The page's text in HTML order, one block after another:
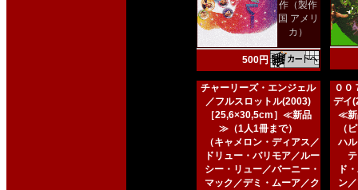
作（製作
国 アメリ
カ）
500円
チャーリーズ・エンジェル
／フルスロットル(2003)
［25,6×30,5cm］≪新品
≫（1人1冊まで）
（キャメロン・ディアス／
ドリュー・バリモア／ルー
シー・リュー／バーニー・
マック／デミ・ムーア／ク
００
デイ
≪新
（
ハ
ド
ン